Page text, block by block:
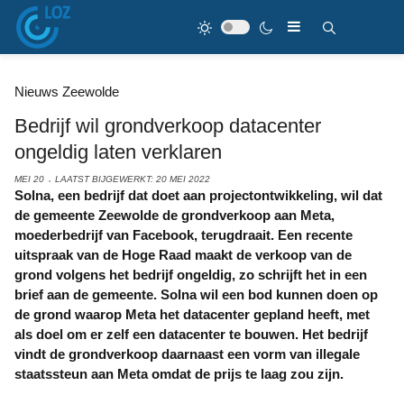
Nieuws Zeewolde
Bedrijf wil grondverkoop datacenter
ongeldig laten verklaren
MEI 20 LAATST BIJGEWERKT: 20 MEI 2022
Solna, een bedrijf dat doet aan projectontwikkeling, wil dat
de gemeente Zeewolde de grondverkoop aan Meta,
moederbedrijf van Facebook, terugdraait. Een recente
uitspraak van de Hoge Raad maakt de verkoop van de
grond volgens het bedrijf ongeldig, zo schrijft het in een
brief aan de gemeente. Solna wil een bod kunnen doen op
de grond waarop Meta het datacenter gepland heeft, met
als doel om er zelf een datacenter te bouwen. Het bedrijf
vindt de grondverkoop daarnaast een vorm van illegale
staatssteun aan Meta omdat de prijs te laag zou zijn.